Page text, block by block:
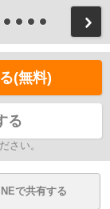
(無料)
る
さい。
で共有する